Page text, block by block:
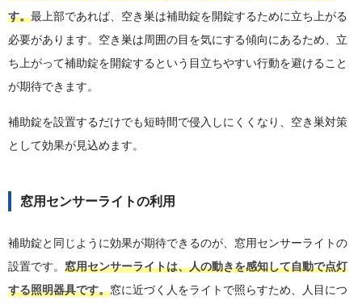
す。最上部であれば、空き巣は補助錠を開錠するために立ち上がる
必要があります。空き巣は周囲の目を気にする傾向にあるため、立
ち上がって補助錠を開錠するという目立ちやすい行動を避けること
が期待できます。
補助錠を設置するだけでも短時間で侵入しにくくなり、空き巣対策
として効果が見込めます。
窓用センサーライトの利用
補助錠と同じように効果が期待できるのが、窓用センサーライトの
設置です。 窓用センサーライトは、人の動きを感知して自動で点灯
する照明器具です。窓に近づく人をライトで照らすため、人目につ